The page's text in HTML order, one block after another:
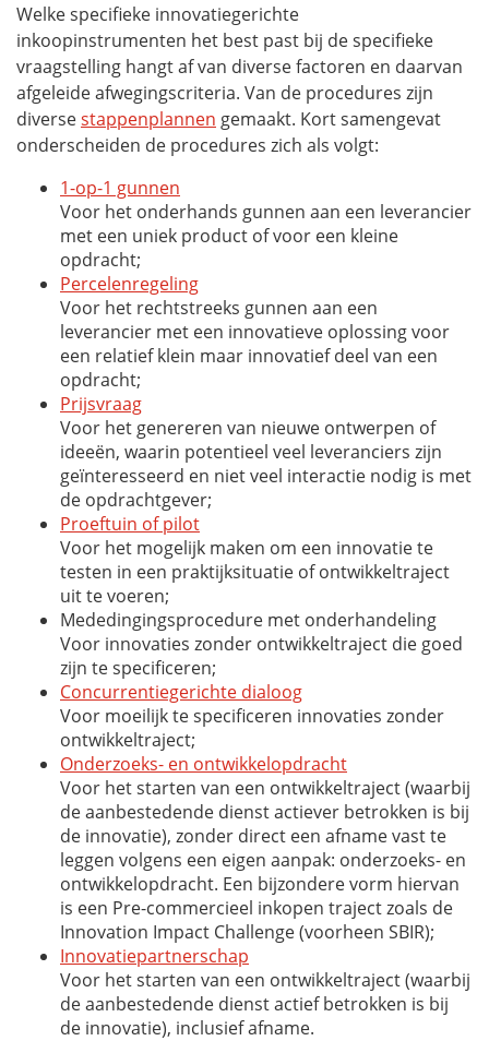
Welke specifieke innovatiegerichte
inkoopinstrumenten het best past bij de specifieke
vraagstelling hangt af van diverse factoren en daarvan
afgeleide afwegingscriteria. Van de procedures zijn
diversestappenplannen gemaakt. Kort samengevat
onderscheiden de procedures zich als volgt:
1-op-1 gunnen
Voor het onderhands gunnen aan een leverancier
met een uniek product of voor een kleine
opdracht;
Percelenregeling
Voor het rechtstreeks gunnen aan een
leverancier met een innovatieve oplossing voor
een relatief klein maar innovatief deel van een
opdracht;
Prijsvraag
Voor het genereren van nieuwe ontwerpen of
ideeën, waarin potentieel veel leveranciers zijn
geïnteresseerd en niet veel interactie nodig is met
de opdrachtgever;
Proeftuin of pilot
Voor het mogelijk maken om een innovatie te
testen in een praktijksituatie of ontwikkeltraject
uit te voeren;
Mededingingsprocedure met onderhandeling
Voor innovaties zonder ontwikkeltraject die goed
zijn te specificeren;
Concurrentiegerichte dialoog
Voor moeilijk te specificeren innovaties zonder
ontwikkeltraject;
Onderzoeks- en ontwikkelopdracht
Voor het starten van een ontwikkeltraject (waarbij
de aanbestedende dienst actiever betrokken is bij
de innovatie), zonder direct een afname vast te
leggen volgens een eigen aanpak: onderzoeks- en
ontwikkelopdracht. Een bijzondere vorm hiervan
is een Pre-commercieel inkopen traject zoals de
Innovation Impact Challenge(voorheen SBIR);
Innovatiepartnerschap
Voor het starten van een ontwikkeltraject (waarbij
de aanbestedende dienst actief betrokken is bij
de innovatie), inclusief afname.